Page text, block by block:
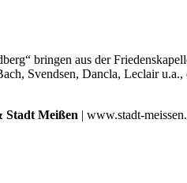
bringen aus der
Svendsen, Dancla, Leclair
Stadt Meißen | www.stadt-